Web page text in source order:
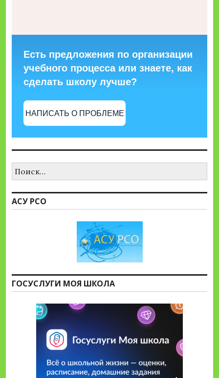
Есть предложения по организации
учебного процесса или знаете, как
сделать школу лучше?
НАПИСАТЬ О ПРОБЛЕМЕ
АСУ РСО
ГОСУСЛУГИ МОЯ ШКОЛА